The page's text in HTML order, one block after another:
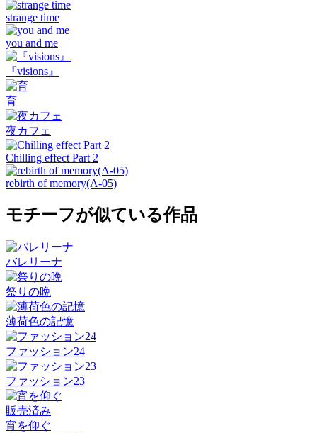
strange time
you and me
『visions』
育
夜カフェ
Chilling effect Part 2
rebirth of memory(A-05)
モチーフが似ている作品
バレリーナ
祭りの晩
薄荷色の記憶
ファッション24
ファッション23
販売済み
宵を仰ぐ